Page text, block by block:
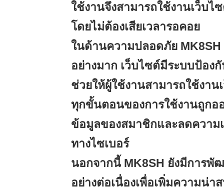
ใช้งานจึงสามารถใช้งานเว็บไ
โดยไม่ต้องเสียเวลารอคอย
ในด้านความปลอดภัย
อย่างมาก เว็บไซต์มีระบบป้อ
ช่วยให้ผู้ใช้งานสามารถใช้งาน
ทุกขั้นตอนของการใช้งานถูกอ
ข้อมูลของสมาชิกและลดความ
ทางไซเบอร์
นอกจากนี้ MK8SH ยังมีการพั
อย่างต่อเนื่องเพื่อเพิ่มความน่า